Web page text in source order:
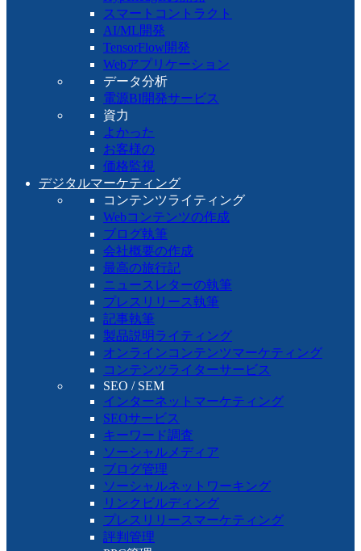
スマートコントラクト
AI/ML開発
TensorFlow開発
Webアプリケーション
データ分析
電源BI開発サービス
資力
よかった
お客様の
価格監視
デジタルマーケティング
コンテンツライティング
Webコンテンツの作成
ブログ執筆
会社概要の作成
最高の旅行記
ニュースレターの執筆
プレスリリース執筆
記事執筆
製品説明ライティング
オンラインコンテンツマーケティング
コンテンツライターサービス
SEO / SEM
インターネットマーケティング
SEOサービス
キーワード調査
ソーシャルメディア
ブログ管理
ソーシャルネットワーキング
リンクビルディング
プレスリリースマーケティング
評判管理